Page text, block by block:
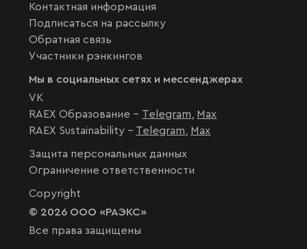
Контактная информация
Подписаться на рассылку
Обратная связь
Участники рэнкингов
Мы в социальных сетях и мессенджерах
VK
RAEX Образование – Telegram
Max
RAEX Sustainability – Telegram Max
Защита персональных данных
Ограничение ответственности
Copyright
© 2026 ООО «РАЭКС»
Все права защищены